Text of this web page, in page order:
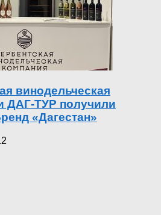
винодельческая
ДАГ-ТУР получили
«Дагестан»